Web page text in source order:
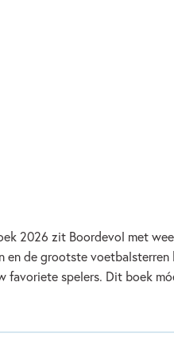
2026 zit Boordevol met
en de grootste
favoriete spelers. Dit boek